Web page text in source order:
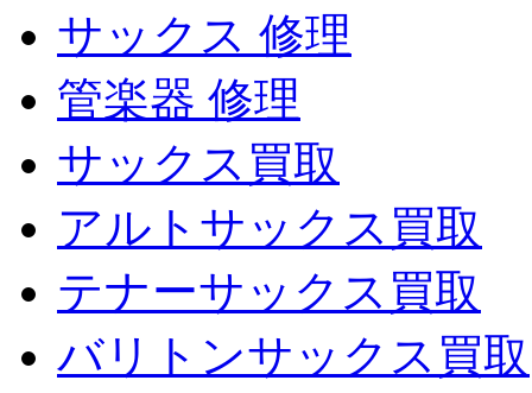
サックス 修理
管楽器 修理
サックス買取
アルトサックス買取
テナーサックス買取
バリトンサックス買取